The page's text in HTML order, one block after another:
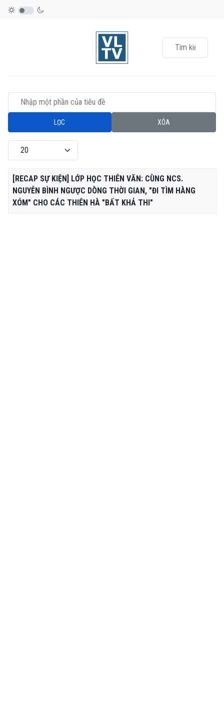
Nhập một phần của tiêu đề
LỌC XÓA
Hiển thị #
Tiêu đề
[RECAP SỰ KIỆN] LỚP HỌC THIÊN VĂN: CÙNG NCS.
NGUYỄN BÌNH NGƯỢC DÒNG THỜI GIAN, "ĐI TÌM HÀNG
XÓM" CHO CÁC THIÊN HÀ "BẤT KHẢ THI"